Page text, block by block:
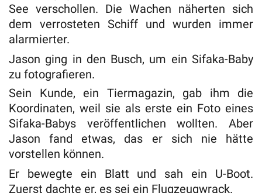
See verschollen. Die Wachen näherten sich
dem verrosteten Schiff und wurden immer
alarmierter.
Jason ging in den Busch, um ein Sifaka-Baby
zu fotografieren.
Sein Kunde, ein Tiermagazin, gab ihm die
Koordinaten, weil sie als erste ein Foto eines
Sifaka-Babys veröffentlichen wollten. Aber
Jason fand etwas, das er sich nie hätte
vorstellen können.
Er bewegte ein Blatt und sah ein U-Boot.
Zuerst dachte er, es sei ein Flugzeugwrack.